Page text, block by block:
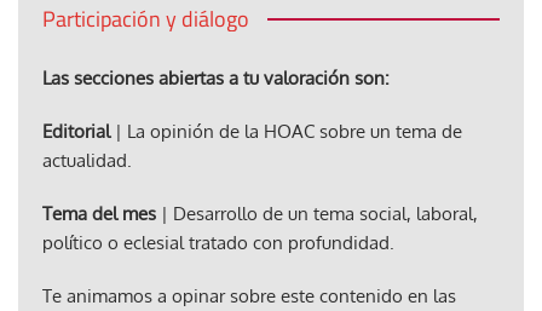
Participación y diálogo
Las secciones abiertas a tu valoración son:
Editorial| La opinión de la HOAC sobre un tema de
actualidad.
Tema del mes | Desarrollo de un tema social, laboral,
político o eclesial tratado con profundidad.
Te animamos a opinar sobre este contenido en las